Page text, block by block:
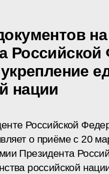
нации
Российской
о приёме с 20
Президента
российской